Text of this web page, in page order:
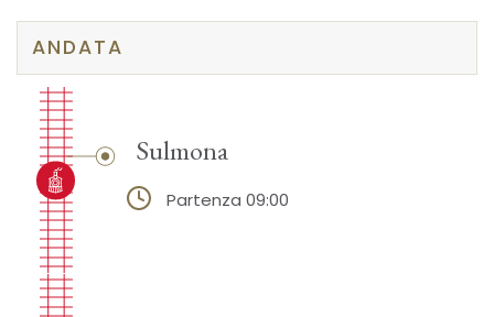
ANDATA
Sulmona
Partenza 09:00